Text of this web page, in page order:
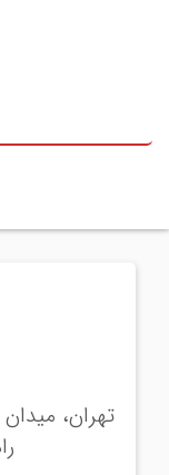
تهران، ميدان